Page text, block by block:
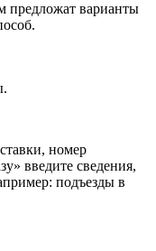
предложат варианты
номер
введите сведения,
подъезды в